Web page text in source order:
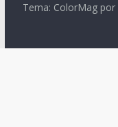
Tema: ColorMag por